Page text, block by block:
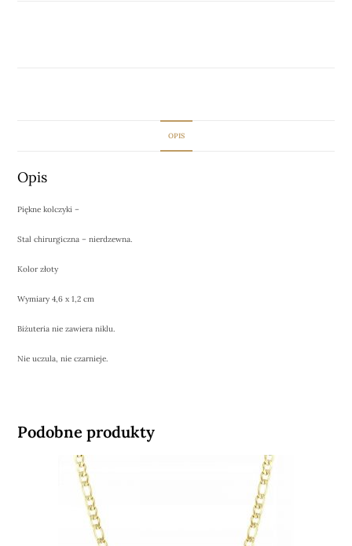
OPIS
Opis
Piękne kolczyki –
Stal chirurgiczna – nierdzewna.
Kolor złoty
Wymiary 4,6 x 1,2 cm
Biżuteria nie zawiera niklu.
Nie uczula, nie czarnieje.
Podobne produkty